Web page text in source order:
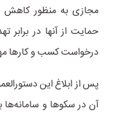
مجازی به منظور
حمایت از آنها در برابر
درخواست کسب و کارها
پس از ابلاغ این
آن در سکوها و سامانه‌ها